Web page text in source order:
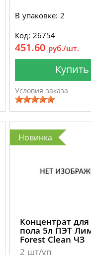
В упаковке: 2
Код: 26754
451.60 руб./шт.
Купить
Условия заказа
Новинка
Концентрат
пола 5л ПЭТ
Forest Clean ЧЗ
2 шт/уп